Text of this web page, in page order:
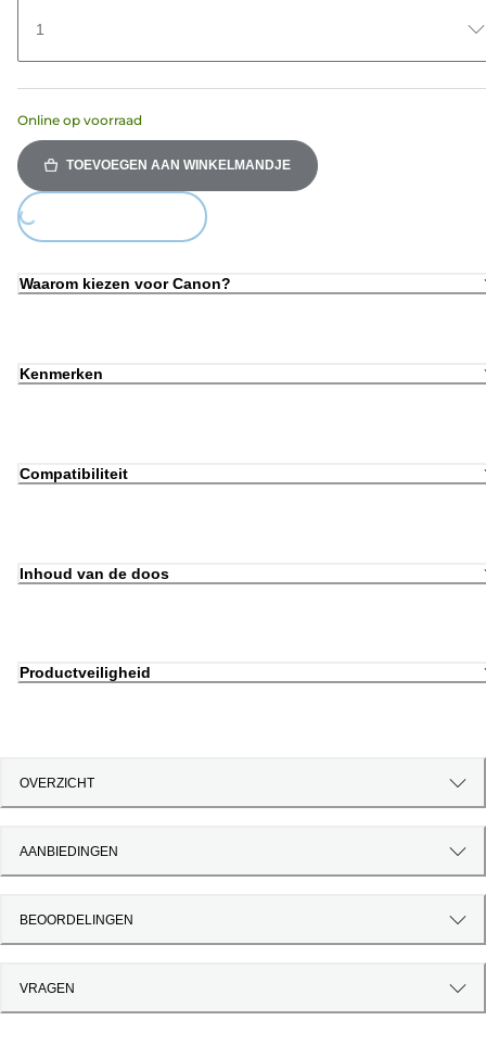
1
Online op voorraad
TOEVOEGEN AAN WINKELMANDJE
Loading...
Waarom kiezen voor Canon?
Kenmerken
Compatibiliteit
Inhoud van de doos
Productveiligheid
OVERZICHT
AANBIEDINGEN
BEOORDELINGEN
VRAGEN